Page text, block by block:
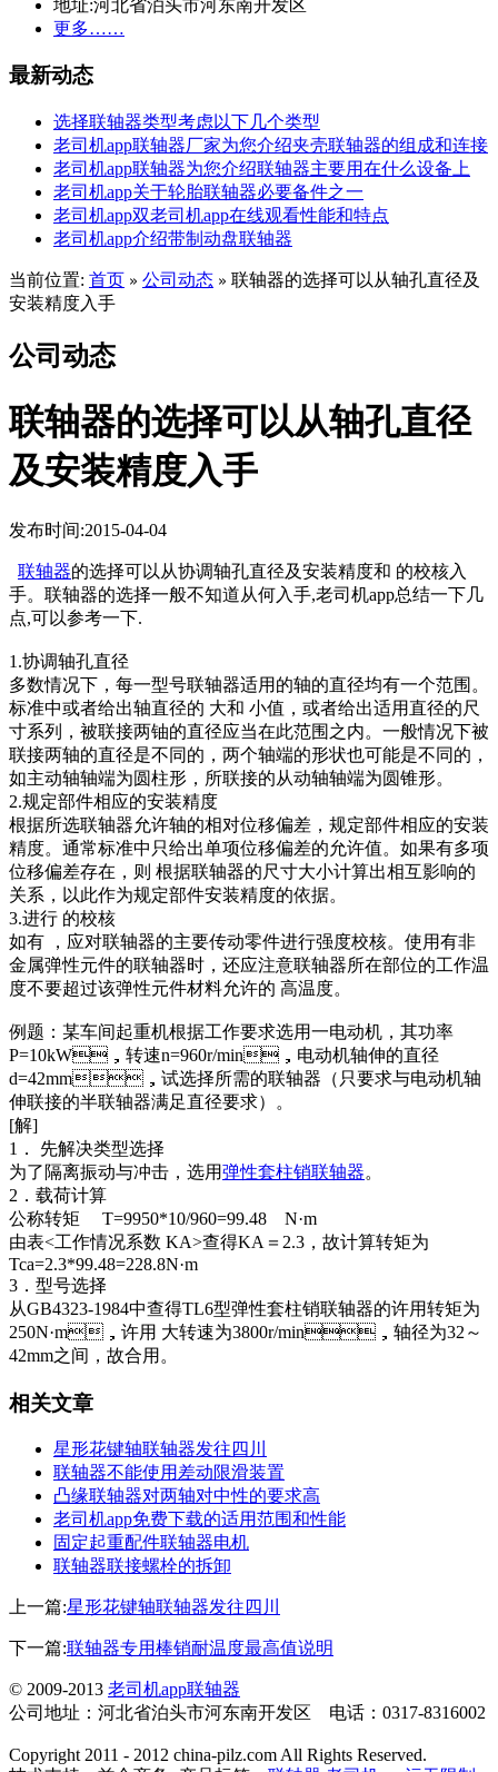
地址:河北省泊头市河东南开发区
更多……
最新动态
选择联轴器类型考虑以下几个类型
老司机app联轴器厂家为您介绍夹壳联轴器的组成和连接
老司机app联轴器为您介绍联轴器主要用在什么设备上
老司机app关于轮胎联轴器必要备件之一
老司机app双老司机app在线观看性能和特点
老司机app介绍带制动盘联轴器
当前位置: 首页 » 公司动态 » 联轴器的选择可以从轴孔直径及
安装精度入手
公司动态
联轴器的选择可以从轴孔直径
及安装精度入手
发布时间:2015-04-04
联轴器的选择可以从协调轴孔直径及安装精度和 的校核入
手。联轴器的选择一般不知道从何入手,老司机app总结一下几
点,可以参考一下.
1.协调轴孔直径
多数情况下，每一型号联轴器适用的轴的直径均有一个范围。
标准中或者给出轴直径的 大和 小值，或者给出适用直径的尺
寸系列，被联接两铀的直径应当在此范围之内。一般情况下被
联接两轴的直径是不同的，两个轴端的形状也可能是不同的，
如主动轴轴端为圆柱形，所联接的从动轴轴端为圆锥形。
2.规定部件相应的安装精度
根据所选联轴器允许轴的相对位移偏差，规定部件相应的安装
精度。通常标准中只给出单项位移偏差的允许值。如果有多项
位移偏差存在，则 根据联轴器的尺寸大小计算出相互影响的
关系，以此作为规定部件安装精度的依据。
3.进行 的校核
如有 ，应对联轴器的主要传动零件进行强度校核。使用有非
金属弹性元件的联轴器时，还应注意联轴器所在部位的工作温
度不要超过该弹性元件材料允许的 高温度。
例题：某车间起重机根据工作要求选用一电动机，其功率
P=10kW，转速n=960r/min，电动机轴伸的直径
d=42mm，试选择所需的联轴器（只要求与电动机轴
伸联接的半联轴器满足直径要求）。
[解]
1． 先解决类型选择
为了隔离振动与冲击，选用弹性套柱销联轴器。
2．载荷计算
公称转矩 T=9950*10/960=99.48 N·m
由表<工作情况系数 KA>查得KA＝2.3，故计算转矩为
Tca=2.3*99.48=228.8N·m
3．型号选择
从GB4323-1984中查得TL6型弹性套柱销联轴器的许用转矩为
250N·m，许用 大转速为3800r/min，轴径为32～
42mm之间，故合用。
相关文章
星形花键轴联轴器发往四川
联轴器不能使用差动限滑装置
凸缘联轴器对两轴对中性的要求高
老司机app免费下载的适用范围和性能
固定起重配件联轴器电机
联轴器联接螺栓的拆卸
上一篇:星形花键轴联轴器发往四川
下一篇:联轴器专用棒销耐温度最高值说明
© 2009-2013 老司机app联轴器
公司地址：河北省泊头市河东南开发区 电话：0317-8316002
Copyright 2011 - 2012 china-pilz.com All Rights Reserved.